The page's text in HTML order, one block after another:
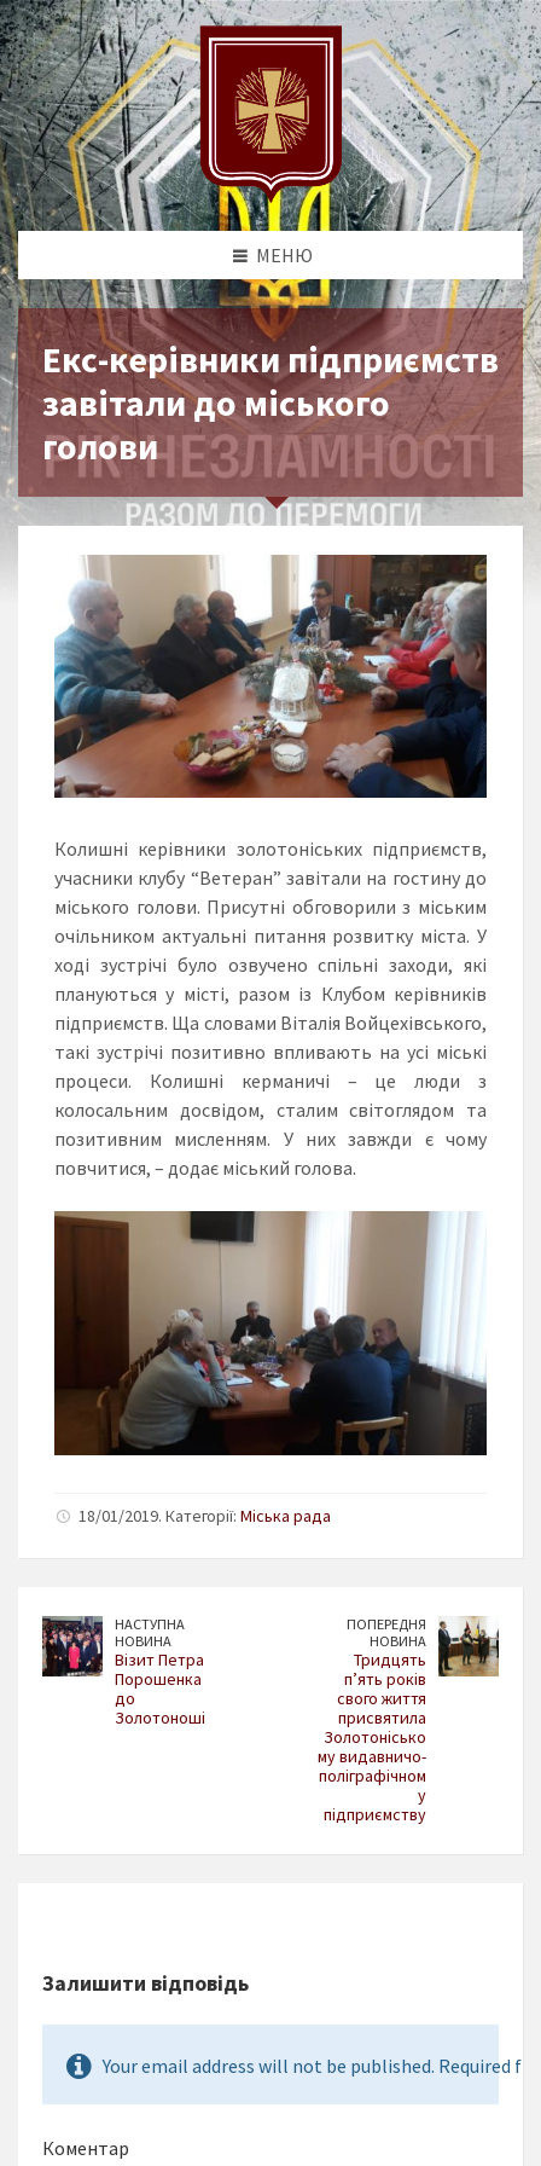
МЕНЮ
Екс-керівники підприємств
завітали до міського
голови
Колишні керівники золотоніських підприємств,
учасники клубу “Ветеран” завітали на гостину до
міського голови. Присутні обговорили з міським
очільником актуальні питання розвитку міста. У
ході зустрічі було озвучено спільні заходи, які
плануються у місті, разом із Клубом керівників
підприємств. Ща словами Віталія Войцехівського,
такі зустрічі позитивно впливають на усі міські
процеси. Колишні керманичі – це люди з
колосальним досвідом, сталим світоглядом та
позитивним мисленням. У них завжди є чому
повчитися, – додає міський голова.
18/01/2019. Категорії: Міська рада
НАСТУПНА
НОВИНА
Візит Петра
Порошенка
до
Золотоноші
ПОПЕРЕДНЯ
НОВИНА
Тридцять
п’ять років
свого життя
присвятила
Золотонісько
му видавничо-
поліграфічном
у
підприємству
Залишити відповідь
Your email address will not be published. Required
Коментар